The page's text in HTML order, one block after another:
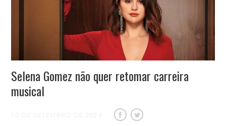
Selena Gomez não quer retomar carreira
musical
10 DE SETEMBRO DE 2024